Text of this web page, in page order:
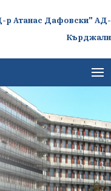
Атанас Дафовски" АД-
Кърджали